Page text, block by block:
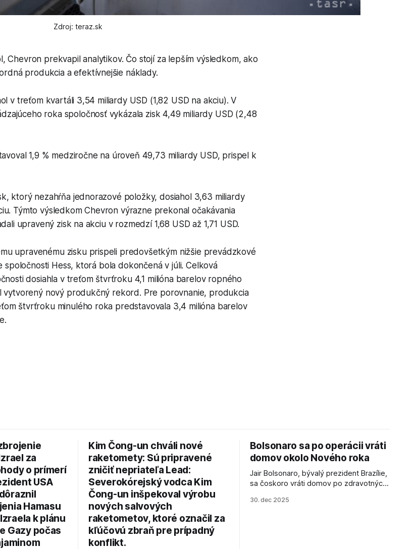
Zdroj: teraz.sk
Chevron prekvapil analytikov. Čo stojí za lepším výsledkom, ako
produkcia a efektívnejšie náklady.
v treťom kvartáli 3,54 miliardy USD (1,82 USD na akciu). V
roka spoločnosť vykázala zisk 4,49 miliardy USD (2,48
1,9 % medziročne na úroveň 49,73 miliardy USD, prispel k
ktorý nezahŕňa jednorazové položky, dosiahol 3,63 miliardy
Týmto výsledkom Chevron výrazne prekonal očakávania
upravený zisk na akciu v rozmedzí 1,68 USD až 1,71 USD.
upravenému zisku prispeli predovšetkým nižšie prevádzkové
spoločnosti Hess, ktorá bola dokončená v júli. Celková
dosiahla v treťom štvrťroku 4,1 milióna barelov ropného
vytvorený nový produkčný rekord. Pre porovnanie, produkcia
štvrťroku minulého roka predstavovala 3,4 milióna barelov
za
o prímerí
USA
Hamasu
k plánu
Gazy počas
Kim Čong-un chváli nové
raketomety: Sú pripravené
zničiť nepriateľa Lead:
Severokórejský vodca Kim
Čong-un inšpekoval výrobu
nových salvových
raketometov, ktoré označil za
kľúčovú zbraň pre prípadný
konflikt.
Bolsonaro sa po operácii vráti
domov okolo Nového roka
Jair Bolsonaro, bývalý prezident Brazílie,
sa čoskoro vráti domov po zdravotných
30. dec 2025